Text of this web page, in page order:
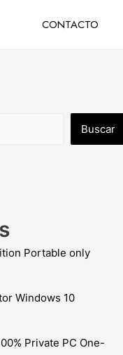
CONTACTO
Buscar
Portable only
Windows 10
Private PC One-